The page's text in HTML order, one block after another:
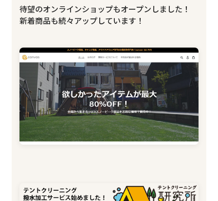
待望のオンラインショップもオープンしました！
新着商品も続々アップしています！